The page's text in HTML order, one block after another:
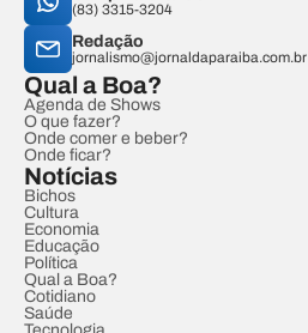
(83) 3315-3204
Redação
jornalismo@jornaldaparaiba.com.br
Qual a Boa?
Agenda de Shows
O que fazer?
Onde comer e beber?
Onde ficar?
Notícias
Bichos
Cultura
Economia
Educação
Política
Qual a Boa?
Cotidiano
Saúde